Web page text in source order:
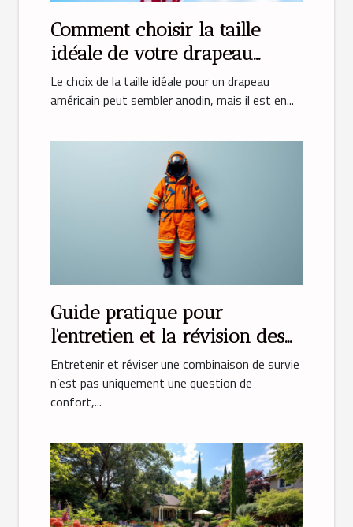
Comment choisir la taille
idéale de votre drapeau
américain ?
Le choix de la taille idéale pour un drapeau
américain peut sembler anodin, mais il est en...
Guide pratique pour
l'entretien et la révision des
combinaisons de survie
Entretenir et réviser une combinaison de survie
n’est pas uniquement une question de
confort,...